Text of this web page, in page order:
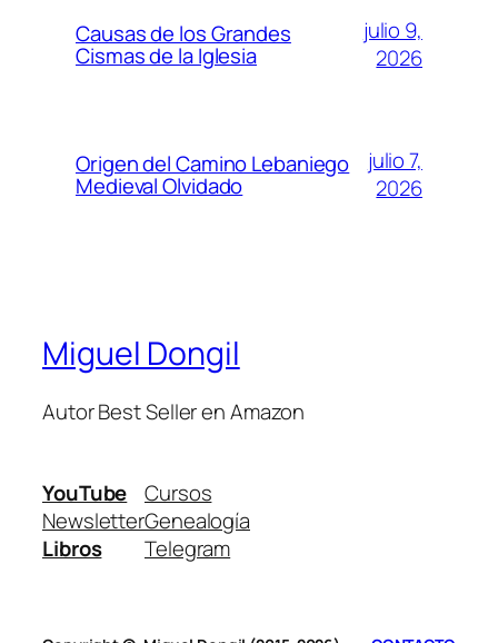
Causas de los Grandes
Cismas de la Iglesia
julio 9,
2026
Origen del Camino Lebaniego
Medieval Olvidado
julio 7,
2026
Miguel Dongil
Autor Best Seller en Amazon
YouTube
Newsletter
Libros
Cursos
Genealogía
Telegram